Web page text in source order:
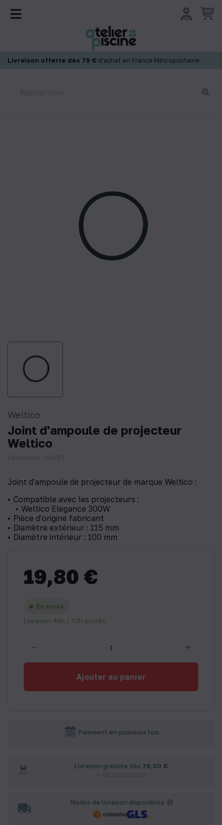
Livraison offerte dès 79 € d'achat en France Métropolitaine
Weltico
Joint d'ampoule de projecteur
Weltico
Joint d'ampoule de projecteur de marque Weltico :
Compatible avec les projecteurs :
Weltico Elegance 300W
Pièce d'origine fabricant
Diamètre extérieur : 115 mm
Diamètre intérieur : 100 mm
19,80 €
En stock
Livraison 48h / 72h ouvrés
Ajouter au panier
Paiement en plusieurs fois
Livraison gratuite dès 79,00 €
Modes de livraison disponibles